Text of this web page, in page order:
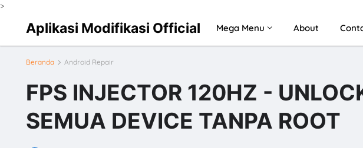
>
Aplikasi Modifikasi Official Mega Menu About
Beranda Android Repair
FPS INJECTOR 120HZ -
SEMUA DEVICE TANPA ROOT